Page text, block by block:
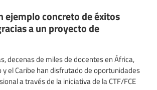
ejemplo concreto de éxitos
a un proyecto de
decenas de miles de docentes en África,
y el Caribe han disfrutado de oportunidades
a través de la iniciativa de la CTF/FCE